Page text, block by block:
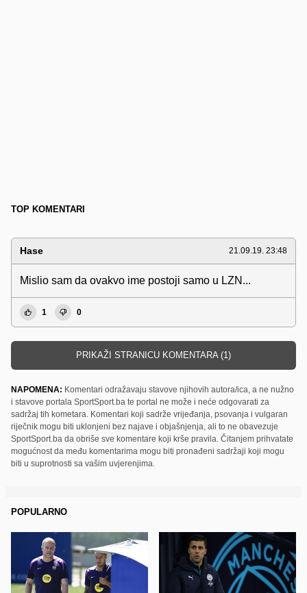
TOP KOMENTARI
Hase 21.09.19. 23:48
Mislio sam da ovakvo ime postoji samo u LZN...
1 0
PRIKAŽI STRANICU KOMENTARA (1)
NAPOMENA: Komentari odražavaju stavove njihovih autora/ica, a ne nužno
i stavove portala SportSport.ba te portal ne može i neće odgovarati za
sadržaj tih kometara. Komentari koji sadrže vrijeđanja, psovanja i vulgaran
riječnik mogu biti uklonjeni bez najave i objašnjenja, ali to ne obavezuje
SportSport.ba da obriše sve komentare koji krše pravila. Čitanjem prihvatate
mogućnost da među komentarima mogu biti pronađeni sadržaji koji mogu
biti u suprotnosti sa vašim uvjerenjima.
POPULARNO